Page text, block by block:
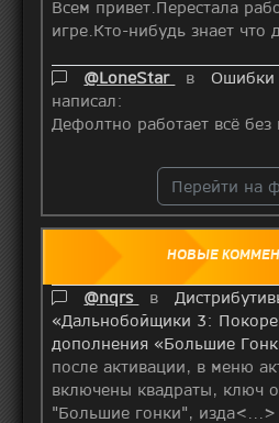
Всем привет.Перестала
игре.Кто-нибудь знает что
@LoneStar
вОшибки
написал:
Дефолтно работает всё без
Перейти на
НОВЫЕ
@nqrs в
«Дальнобойщики 3:
дополнения «Большие
после активации, в меню
включены квадраты, ключ
"Большие гонки", изда<...>